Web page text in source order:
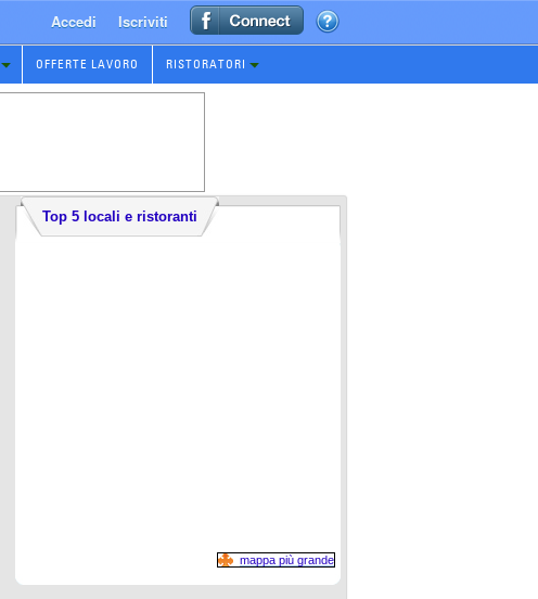
Accedi Iscriviti
OFFERTE LAVORO RISTORATORI
Top 5 locali e ristoranti
mappa più grande